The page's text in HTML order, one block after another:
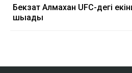
Бекзат Алмахан UFC-дегі
шығады